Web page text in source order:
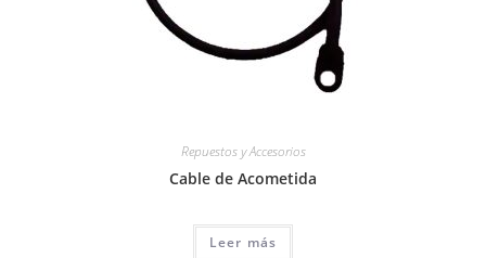
Repuestos y Accesorios
Cable de Acometida
Leer más